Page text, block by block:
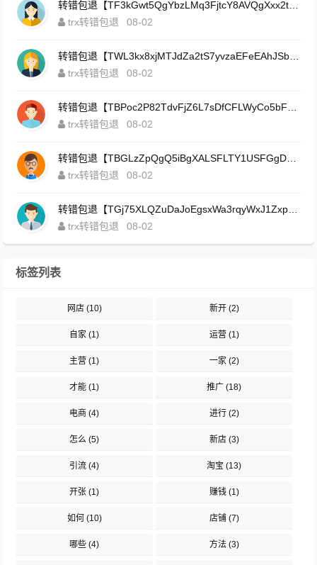
trx转错包退
08-02
trx转错包退
08-02
trx转错包退
08-02
trx转错包退
08-02
trx转错包退
08-02
标签列表
网店(10) 新开(2)
自家 (1) 运营 (1)
主营 (1) 一家(2)
才能 (1) 推广 (18)
电商 (4) 进行(2)
怎么 (5) 新店(3)
引流 (4) 淘宝 (13)
开张 (1) 赚钱(1)
如何 (10) 店铺(7)
哪些 (4) 方法(3)